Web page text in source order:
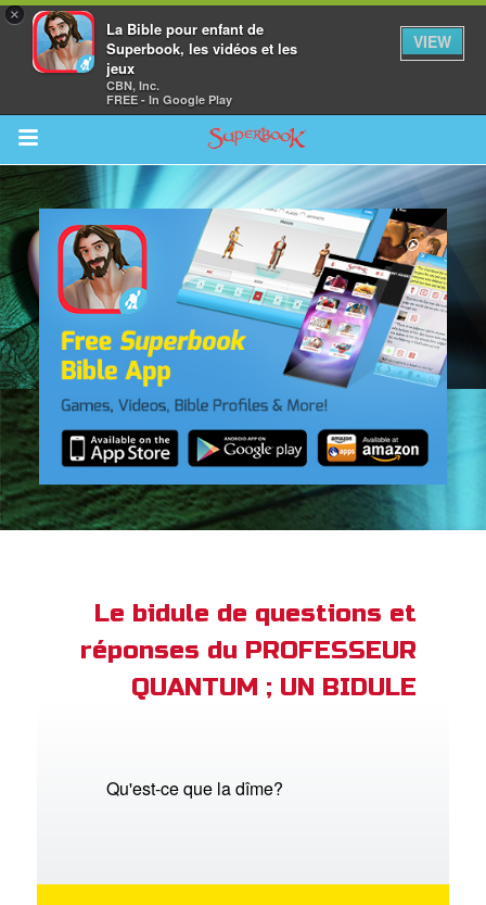
×
La Bible pour enfant de
Superbook, les vidéos et les
jeux
CBN, Inc.
FREE - In Google Play
VIEW
Return to Content
Le bidule de questions et
réponses du PROFESSEUR
QUANTUM ; UN BIDULE
Qu'est-ce que la dîme?